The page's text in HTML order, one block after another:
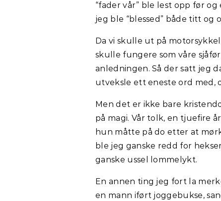
“fader vår” ble lest opp før
jeg ble “blessed” både titt og
Da vi skulle ut på
skulle fungere som våre
anledningen. Så der satt jeg
utveksle ett eneste ord med,
Men det er ikke bare
på magi. Vår tolk, en tjuefire
hun måtte på do etter at
ble jeg ganske redd for
ganske ussel lommelykt.
En annen ting jeg fort la
en mann iført joggebukse,